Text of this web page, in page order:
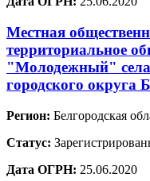
Местная
территориальное
"Молодежный" села
городского округа
Регион: Белгородская
Статус:
Дата ОГРН: 25.06.2020